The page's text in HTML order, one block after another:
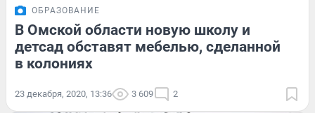
ОБРАЗОВАНИЕ
В Омской области новую школу и
детсад обставят мебелью, сделанной
в колониях
23 декабря, 2020, 13:36 3 609 2